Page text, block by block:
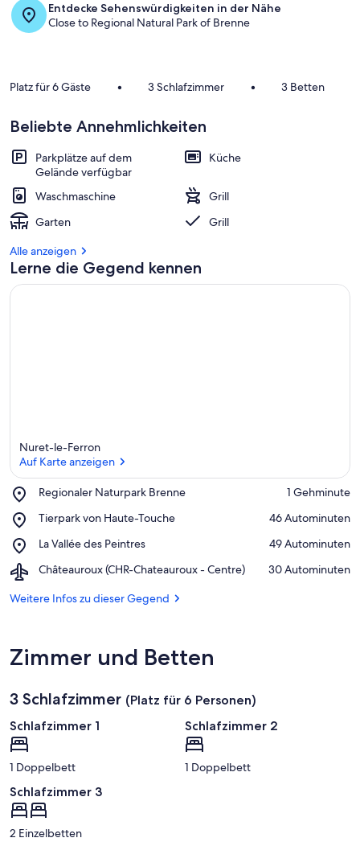
Speisen
Entdecke Sehenswürdigkeiten in der Nähe
Close to Regional Natural Park of Brenne
Platz für 6 Gäste • 3 Schlafzimmer • 3 Betten
Beliebte Annehmlichkeiten
Parkplätze auf dem
Gelände verfügbar
Küche
Waschmaschine
Grill
Garten
Grill
Alle anzeigen
Lerne die Gegend kennen
Nuret-le-Ferron
Auf Karte anzeigen
Regionaler Naturpark Brenne
Place,
Naturpark
‪1 Gehminute‬
Tierpark von Haute-Touche
Place,
von
Touche
‪46 Autominuten‬
La Vallée des Peintres
Place,
Vallée
Peintres
‪49 Autominuten‬
Châteauroux (CHR-Chateauroux - Centre)
Airport,
(CHR-
‪30 Autominuten‬
Weitere Infos zu dieser Gegend
Zimmer und Betten
3 Schlafzimmer (Platz für 6 Personen)
Schlafzimmer 1
1 Doppelbett
Schlafzimmer 2
1 Doppelbett
Schlafzimmer 3
2 Einzelbetten